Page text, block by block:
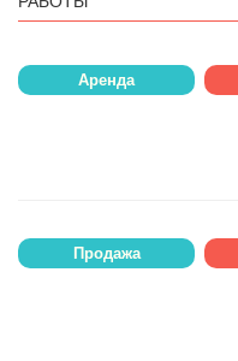
Аренда
Продажа